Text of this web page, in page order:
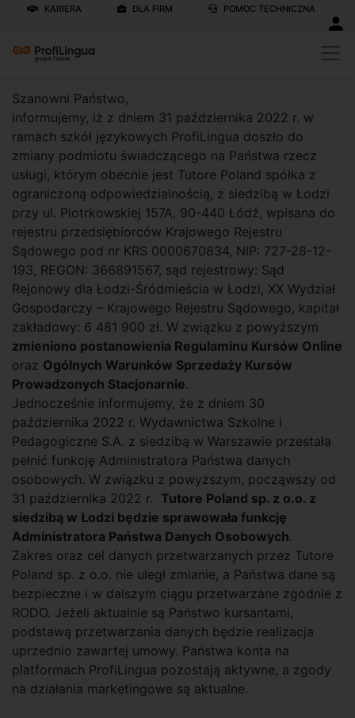
KARIERA DLA FIRM POMOC TECHNICZNA
Szanowni Państwo,
informujemy, iż z dniem 31 października 2022 r. w
ramach szkół językowych ProfiLingua doszło do
zmiany podmiotu świadczącego na Państwa rzecz
usługi, którym obecnie jest Tutore Poland spółka z
ograniczoną odpowiedzialnością, z siedzibą w Łodzi
przy ul. Piotrkowskiej 157A, 90-440 Łódź, wpisana do
rejestru przedsiębiorców Krajowego Rejestru
Sądowego pod nr KRS 0000670834, NIP: 727-28-12-
193, REGON: 366891567, sąd rejestrowy: Sąd
Rejonowy dla Łodzi-Śródmieścia w Łodzi, XX Wydział
Gospodarczy – Krajowego Rejestru Sądowego, kapitał
zakładowy: 6 481 900 zł. W związku z powyższym
zmieniono postanowienia Regulaminu Kursów Online
oraz Ogólnych Warunków Sprzedaży Kursów
Prowadzonych Stacjonarnie.
Jednocześnie informujemy, że z dniem 30
października 2022 r. Wydawnictwa Szkolne i
Pedagogiczne S.A. z siedzibą w Warszawie przestała
pełnić funkcję Administratora Państwa danych
osobowych. W związku z powyższym, począwszy od
31 października 2022 r. Tutore Poland sp. z o.o. z
siedzibą w Łodzi będzie sprawowała funkcję
Administratora Państwa Danych Osobowych.
Zakres oraz cel danych przetwarzanych przez Tutore
Poland sp. z o.o. nie uległ zmianie, a Państwa dane są
bezpieczne i w dalszym ciągu przetwarzane zgodnie z
RODO. Jeżeli aktualnie są Państwo kursantami,
podstawą przetwarzania danych będzie realizacja
uprzednio zawartej umowy. Państwa konta na
platformach ProfiLingua pozostają aktywne, a zgody
na działania marketingowe są aktualne.